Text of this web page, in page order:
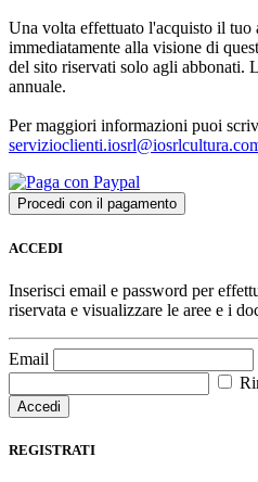
Una volta effettuato l'acquisto il tuo
immediatamente alla visione di
del sito riservati solo agli abbonati.
annuale.
Per maggiori informazioni puoi
ACCEDI
Inserisci email e password per
riservata e visualizzare le aree e i
Email
REGISTRATI